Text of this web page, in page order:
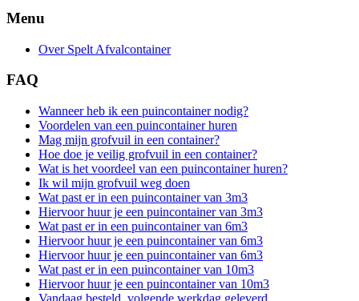
Menu
Over Spelt Afvalcontainer
FAQ
Wanneer heb ik een puincontainer nodig?
Voordelen van een puincontainer huren
Mag mijn grofvuil in een container?
Hoe doe je veilig grofvuil in een container?
Wat is het voordeel van een puincontainer huren?
Ik wil mijn grofvuil weg doen
Wat past er in een puincontainer van 3m3
Hiervoor huur je een puincontainer van 3m3
Wat past er in een puincontainer van 6m3
Hiervoor huur je een puincontainer van 6m3
Hiervoor huur je een puincontainer van 6m3
Wat past er in een puincontainer van 10m3
Hiervoor huur je een puincontainer van 10m3